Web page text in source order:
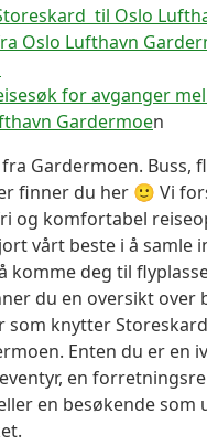
til Oslo
Oslo Lufthavn
for avganger
Gardermoen
Gardermoen. Buss,
finner du her 🙂 Vi
og komfortabel
vårt beste i å samle
komme deg til
du en oversikt over
knytter
Enten du er en
en
en besøkende som